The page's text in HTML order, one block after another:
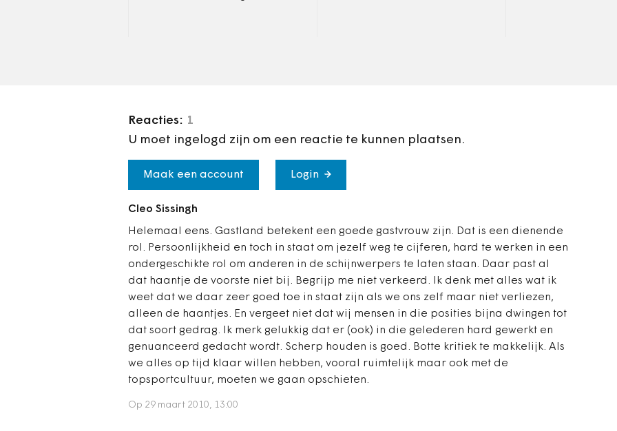
Reacties: 1
U moet ingelogd zijn om een reactie te kunnen plaatsen.
Maak een account Login
Cleo Sissingh
Helemaal eens. Gastland betekent een goede gastvrouw zijn. Dat is een dienende
rol. Persoonlijkheid en toch in staat om jezelf weg te cijferen, hard te werken in een
ondergeschikte rol om anderen in de schijnwerpers te laten staan. Daar past al
dat haantje de voorste niet bij. Begrijp me niet verkeerd. Ik denk met alles wat ik
weet dat we daar zeer goed toe in staat zijn als we ons zelf maar niet verliezen,
alleen de haantjes. En vergeet niet dat wij mensen in die posities bijna dwingen tot
dat soort gedrag. Ik merk gelukkig dat er (ook) in die gelederen hard gewerkt en
genuanceerd gedacht wordt. Scherp houden is goed. Botte kritiek te makkelijk. Als
we alles op tijd klaar willen hebben, vooral ruimtelijk maar ook met de
topsportcultuur, moeten we gaan opschieten.
Op 29 maart 2010, 13:00